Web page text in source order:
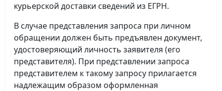
курьерской доставки сведений из ЕГРН.
В случае представления запроса при личном
обращении должен быть предъявлен документ,
удостоверяющий личность заявителя (его
представителя). При представлении запроса
представителем к такому запросу прилагается
надлежащим образом оформленная